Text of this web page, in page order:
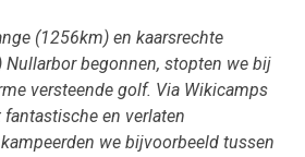
(1256km) en kaarsrechte
begonnen, stopten we bij
versteende golf. Via Wikicamps
en verlaten
we bijvoorbeeld tussen